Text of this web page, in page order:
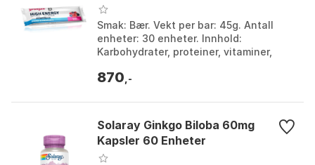
Smak: Bær. Vekt per bar: 45g. Antall
enheter: 30 enheter. Innhold:
Karbohydrater, proteiner, vitaminer,
One Size.
870 ,-
Solaray Ginkgo Biloba 60mg
Kapsler 60 Enheter